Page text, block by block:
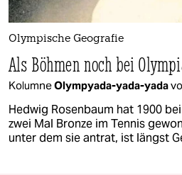
Olympische Geografie
Als Böhmen noch bei
KolumneOlympyada-yada-yada
Hedwig Rosenbaum hat 1900
zwei Mal Bronze im Tennis
unter dem sie antrat, ist längst